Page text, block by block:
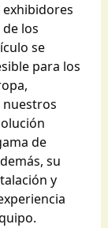
los
se
para los
de
su
y